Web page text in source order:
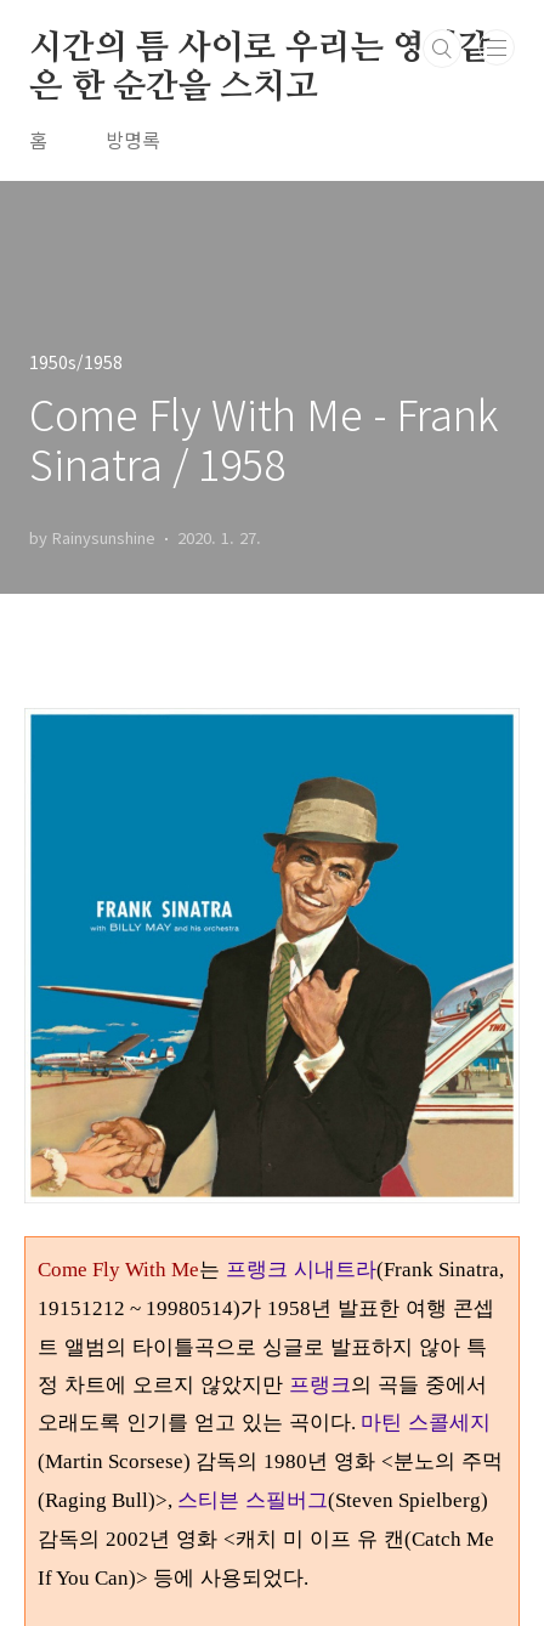
시간의 틈 사이로 우리는 영원같
은 한 순간을 스치고
홈 방명록
1950s/1958
Come Fly With Me - Frank
Sinatra / 1958
by Rainysunshine 2020. 1. 27.
Come Fly With Me는 프랭크 시내트라(Frank Sinatra,
19151212 ~ 19980514)가 1958년 발표한 여행 콘셉
트 앨범의 타이틀곡으로 싱글로 발표하지 않아 특
정 차트에 오르지 않았지만 프랭크의 곡들 중에서
오래도록 인기를 얻고 있는 곡이다. 마틴 스콜세지
(Martin Scorsese) 감독의 1980년 영화 <분노의 주먹
(Raging Bull)>, 스티븐 스필버그(Steven Spielberg)
감독의 2002년 영화 <캐치 미 이프 유 캔(Catch Me
If You Can)> 등에 사용되었다.